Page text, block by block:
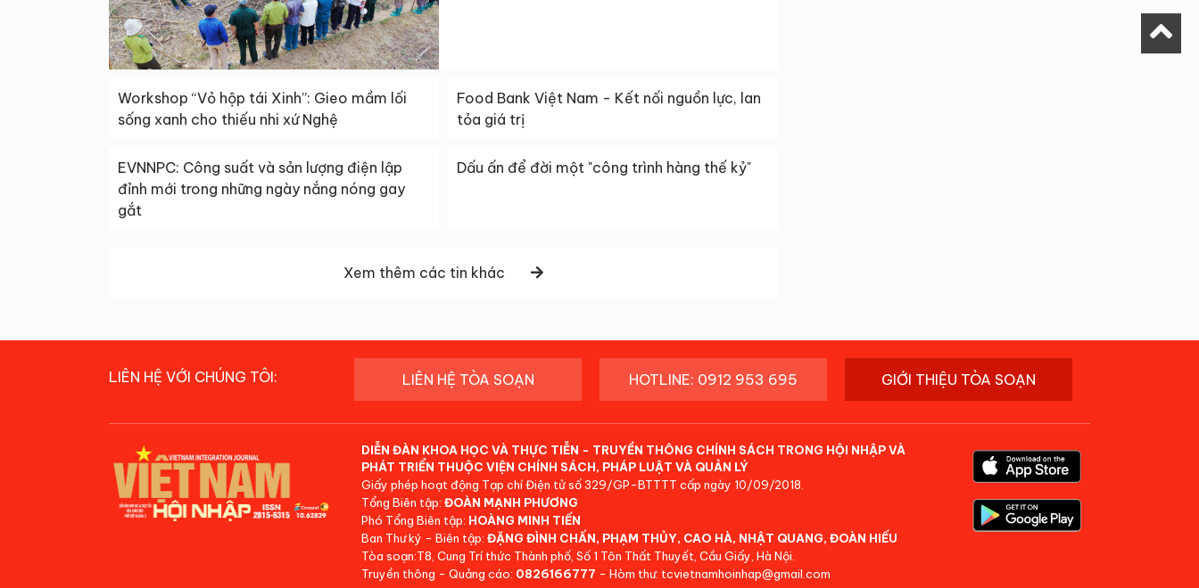
Workshop “Vỏ hộp tái Xinh”: Gieo mầm lối
sống xanh cho thiếu nhi xứ Nghệ
Food Bank Việt Nam - Kết nối nguồn lực, lan
tỏa giá trị
EVNNPC: Công suất và sản lượng điện lập
đỉnh mới trong những ngày nắng nóng gay
gắt
Dấu ấn để đời một "công trình hàng thế kỷ"
Xem thêm các tin khác
LIÊN HỆ VỚI CHÚNG TÔI: LIÊN HỆ TÒA SOẠN HOTLINE: 0912 953 695 GIỚI THIỆU TÒA SOẠN
DIỄN ĐÀN KHOA HỌC VÀ THỰC TIỄN - TRUYỀN THÔNG CHÍNH SÁCH TRONG HỘI NHẬP VÀ
PHÁT TRIỂN THUỘC VIỆN CHÍNH SÁCH, PHÁP LUẬT VÀ QUẢN LÝ
Giấy phép hoạt động Tạp chí Điện tử số 329/GP-BTTTT cấp ngày 10/09/2018.
Tổng Biên tập: ĐOÀN MẠNH PHƯƠNG
Phó Tổng Biên tập: HOÀNG MINH TIẾN
Ban Thư ký - Biên tập: ĐẶNG ĐÌNH CHẤN, PHẠM THỦY, CAO HÀ, NHẬT QUANG, ĐOÀN HIẾU
Tòa soạn:T8, Cung Trí thức Thành phố, Số 1 Tôn Thất Thuyết, Cầu Giấy, Hà Nội.
Truyền thông - Quảng cáo: 0826166777 - Hòm thư: tcvietnamhoinhap@gmail.com